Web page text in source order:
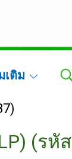
เติม
(รหัส